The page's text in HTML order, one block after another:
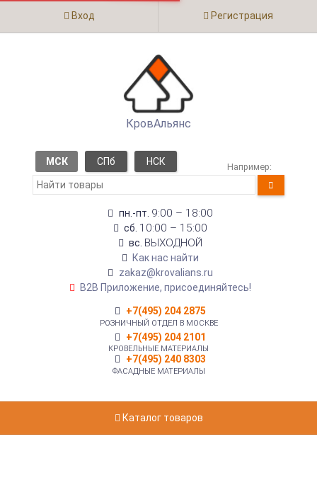
Вход Регистрация
КровАльянс
МСК СПб НСК Например:
пн.-пт. 9:00 – 18:00
сб. 10:00 – 15:00
вс. ВЫХОДНОЙ
Как нас найти
zakaz@krovalians.ru
B2B Приложение, присоединяйтесь!
+7(495) 204 2875
РОЗНИЧНЫЙ ОТДЕЛ В МОСКВЕ
+7(495) 204 2101
КРОВЕЛЬНЫЕ МАТЕРИАЛЫ
+7(495) 240 8303
ФАСАДНЫЕ МАТЕРИАЛЫ
Каталог товаров